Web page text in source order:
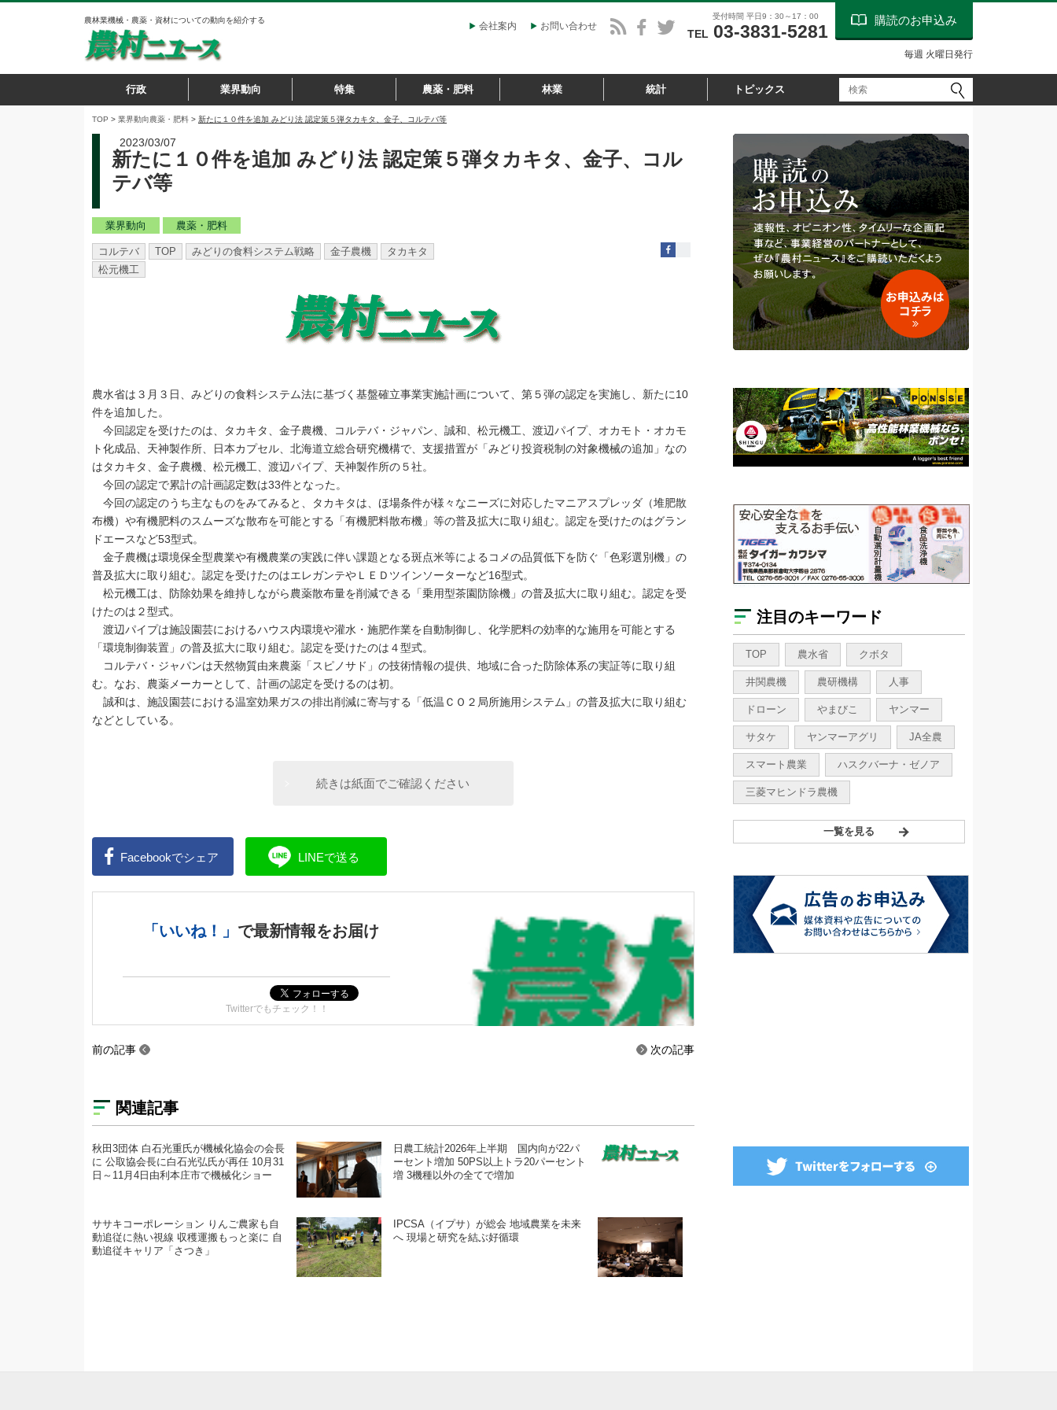
農林業機械・農薬・資材についての動向を紹介する
会社案内 お問い合わせ
受付時間 平日9：30～17：00
TEL 03-3831-5281
購読のお申込み
毎週 火曜日発行
行政 業界動向 特集 農薬・肥料 林業 統計 トピックス
TOP > 業界動向農薬・肥料 > 新たに１０件を追加 みどり法 認定策５弾タカキタ、金子、コルテバ等
2023/03/07
新たに１０件を追加 みどり法 認定策５弾タカキタ、金子、コル
テバ等
業界動向 農薬・肥料
コルテバ TOP みどりの食料システム戦略 金子農機
タカキタ
松元機工
農水省は３月３日、みどりの食料システム法に基づく基盤確立事業実施計画について、第５弾の認定を実施し、新たに10
件を追加した。
今回認定を受けたのは、タカキタ、金子農機、コルテバ・ジャパン、誠和、松元機工、渡辺パイプ、オカモト・オカモ
ト化成品、天神製作所、日本カプセル、北海道立総合研究機構で、支援措置が「みどり投資税制の対象機械の追加」なの
はタカキタ、金子農機、松元機工、渡辺パイプ、天神製作所の５社。
今回の認定で累計の計画認定数は33件となった。
今回の認定のうち主なものをみてみると、タカキタは、ほ場条件が様々なニーズに対応したマニアスプレッダ（堆肥散
布機）や有機肥料のスムーズな散布を可能とする「有機肥料散布機」等の普及拡大に取り組む。認定を受けたのはグラン
ドエースなど53型式。
金子農機は環境保全型農業や有機農業の実践に伴い課題となる斑点米等によるコメの品質低下を防ぐ「色彩選別機」の
普及拡大に取り組む。認定を受けたのはエレガンテやＬＥＤツインソーターなど16型式。
松元機工は、防除効果を維持しながら農薬散布量を削減できる「乗用型茶園防除機」の普及拡大に取り組む。認定を受
けたのは２型式。
渡辺パイプは施設園芸におけるハウス内環境や灌水・施肥作業を自動制御し、化学肥料の効率的な施用を可能とする
「環境制御装置」の普及拡大に取り組む。認定を受けたのは４型式。
コルテバ・ジャパンは天然物質由来農薬「スピノサド」の技術情報の提供、地域に合った防除体系の実証等に取り組
む。なお、農薬メーカーとして、計画の認定を受けるのは初。
誠和は、施設園芸における温室効果ガスの排出削減に寄与する「低温ＣＯ２局所施用システム」の普及拡大に取り組む
などとしている。
続きは紙面でご確認ください
Facebookでシェア LINEで送る
「いいね！」 で最新情報をお届け
Twitterでもチェック！！
前の記事 次の記事
関連記事
秋田3団体 白石光重氏が機械化協会の会長
に 公取協会長に白石光弘氏が再任 10月31
日～11月4日由利本庄市で機械化ショー
日農工統計2026年上半期 国内向が22パ
ーセント増加 50PS以上トラ20パーセント
増 3機種以外の全てで増加
ササキコーポレーション りんご農家も自
動追従に熱い視線 収穫運搬もっと楽に 自
動追従キャリア「さつき」
IPCSA（イプサ）が総会 地域農業を未来
へ 現場と研究を結ぶ好循環
注目のキーワード
TOP 農水省 クボタ
井関農機 農研機構 人事
ドローン やまびこ ヤンマー
サタケ ヤンマーアグリ JA全農
スマート農業 ハスクバーナ・ゼノア
三菱マヒンドラ農機
一覧を見る